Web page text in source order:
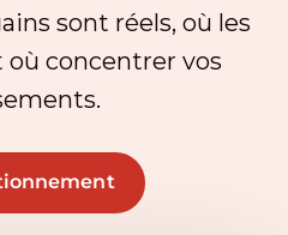
sont réels, où les
concentrer vos